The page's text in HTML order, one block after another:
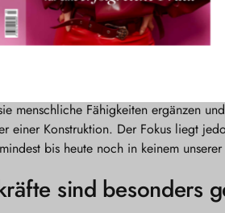
Räume schaffen, in denen
In unserem Unternehmen
Arbeitsphasen.
menschliche Fähigkeiten ergänzen
einer Konstruktion. Der Fokus liegt
bis heute noch in keinem
sind besonders